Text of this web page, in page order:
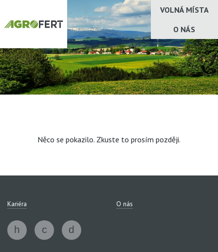
VOLNÁ MÍSTA
O NÁS
Něco se pokazilo. Zkuste to prosím později.
Kariéra O nás